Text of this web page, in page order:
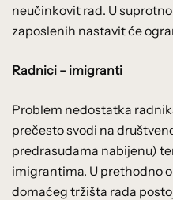
neučinkovit rad. U
zaposlenih nastavit će
Radnici – imigranti
Problem nedostatka
prečesto svodi na
predrasudama nabijenu)
imigrantima. U prethodno
domaćeg tržišta rada